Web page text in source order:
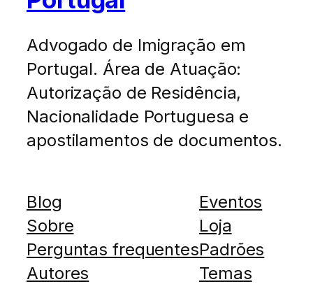
Advogado de Imigração em
Portugal. Área de Atuação:
Autorização de Residência,
Nacionalidade Portuguesa e
apostilamentos de documentos.
Blog
Sobre
Perguntas frequentes
Autores
Eventos
Loja
Padrões
Temas